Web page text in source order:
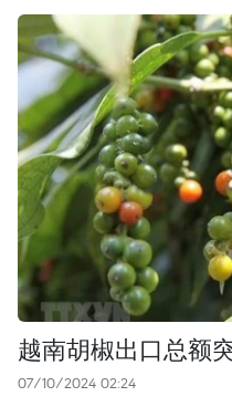
越南胡椒出口总额
07/10/2024 02:24